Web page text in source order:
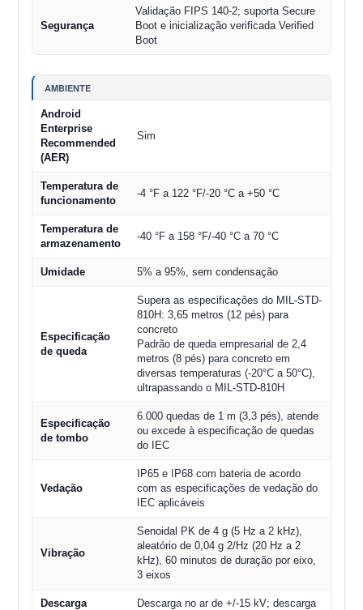
Segurança
Validação FIPS 140-2; suporta Secure
Boot e inicialização verificada Verified
Boot
AMBIENTE
Android
Enterprise
Recommended
(AER)
Sim
Temperatura de
funcionamento
-4 °F a 122 °F/-20 °C a +50 °C
Temperatura de
armazenamento
-40 °F a 158 °F/-40 °C a 70 °C
Umidade 5% a 95%, sem condensação
Especificação
de queda
Supera as especificações do MIL-STD-
810H: 3,65 metros (12 pés) para
concreto
Padrão de queda empresarial de 2,4
metros (8 pés) para concreto em
diversas temperaturas (-20°C a 50°C),
ultrapassando o MIL-STD-810H
Especificação
de tombo
6.000 quedas de 1 m (3,3 pés), atende
ou excede à especificação de quedas
do IEC
Vedação
IP65 e IP68 com bateria de acordo
com as especificações de vedação do
IEC aplicáveis
Vibração
Senoidal PK de 4 g (5 Hz a 2 kHz),
aleatório de 0,04 g 2/Hz (20 Hz a 2
kHz), 60 minutos de duração por eixo,
3 eixos
Descarga
Descarga no ar de +/-15 kV; descarga